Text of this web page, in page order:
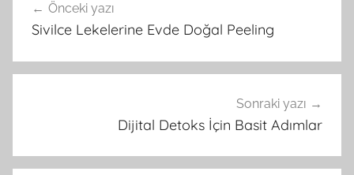
Yazı
gezinmesi
Önceki yazı
Sivilce Lekelerine Evde Doğal Peeling
Sonraki yazı
Dijital Detoks İçin Basit Adımlar